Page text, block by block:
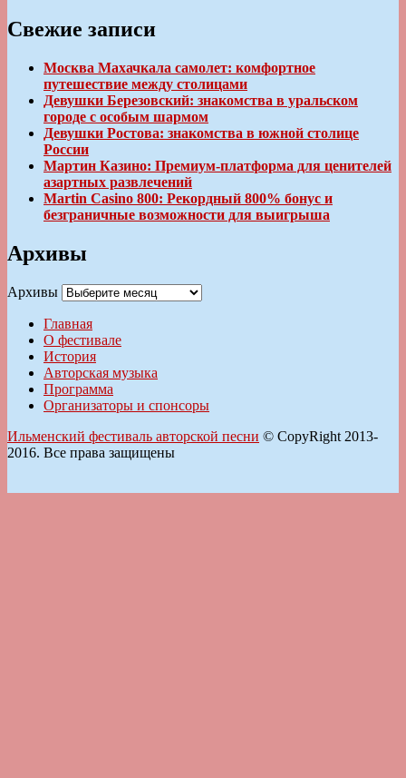
Свежие записи
Москва Махачкала самолет: комфортное
путешествие между столицами
Девушки Березовский: знакомства в уральском
городе с особым шармом
Девушки Ростова: знакомства в южной столице
России
Мартин Казино: Премиум-платформа для ценителей
азартных развлечений
Martin Casino 800: Рекордный 800% бонус и
безграничные возможности для выигрыша
Архивы
Архивы
Главная
О фестивале
История
Авторская музыка
Программа
Организаторы и спонсоры
Ильменский фестиваль авторской песни © CopyRight 2013-
2016. Все права защищены